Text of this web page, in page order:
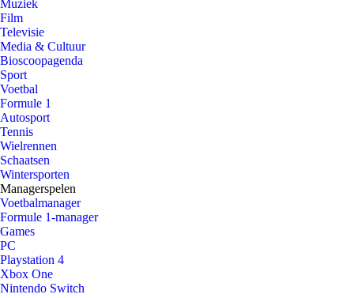
Muziek
Film
Televisie
Media & Cultuur
Bioscoopagenda
Sport
Voetbal
Formule 1
Autosport
Tennis
Wielrennen
Schaatsen
Wintersporten
Managerspelen
Voetbalmanager
Formule 1-manager
Games
PC
Playstation 4
Xbox One
Nintendo Switch